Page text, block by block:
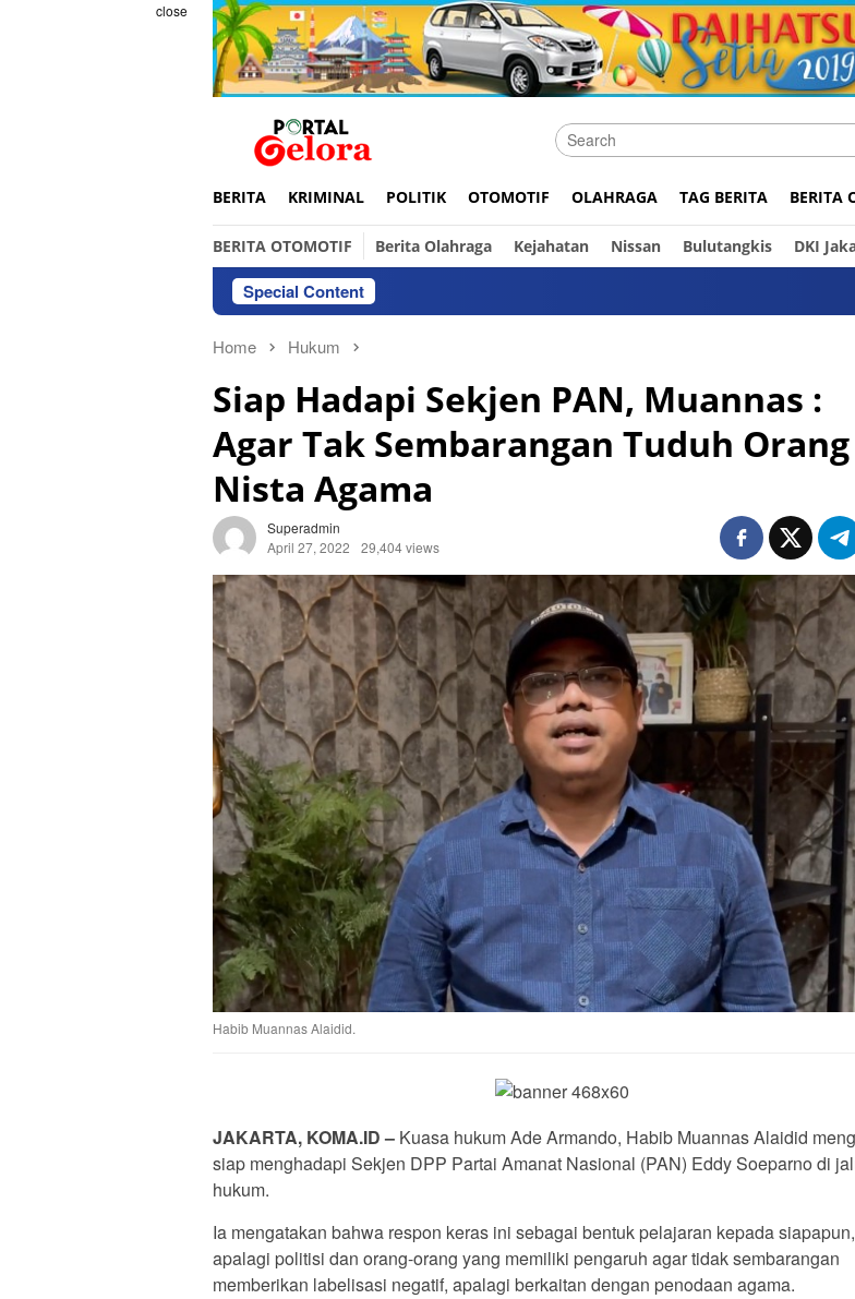
close
BERITA KRIMINAL POLITIK OTOMOTIF OLAHRAGA TAG BERITA BERITA
BERITA OTOMOTIF Berita Olahraga Kejahatan Nissan Bulutangkis DKI
Special Content
Home Hukum
Siap Hadapi Sekjen PAN, Muannas :
Agar Tak Sembarangan Tuduh Orang
Nista Agama
Superadmin
April 27, 2022
29,404 views
Habib Muannas Alaidid.
JAKARTA, KOMA.ID – Kuasa hukum Ade Armando, Habib Muannas Alaidid
siap menghadapi Sekjen DPP Partai Amanat Nasional (PAN) Eddy Soeparno di
hukum.
Ia mengatakan bahwa respon keras ini sebagai bentuk pelajaran kepada siapapun,
apalagi politisi dan orang-orang yang memiliki pengaruh agar tidak sembarangan
memberikan labelisasi negatif, apalagi berkaitan dengan penodaan agama.